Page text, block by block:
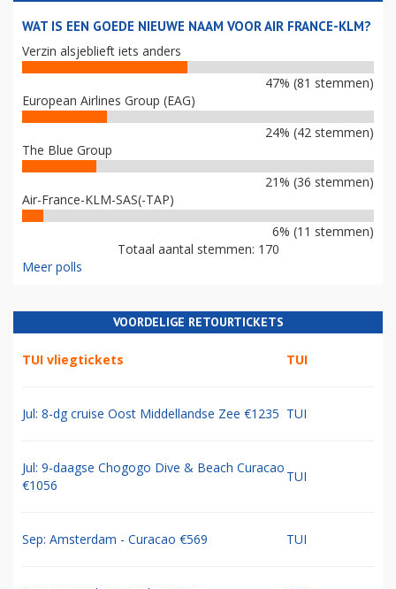
WAT IS EEN GOEDE NIEUWE NAAM VOOR AIR FRANCE-KLM?
Verzin alsjeblieft iets anders
47% (81 stemmen)
European Airlines Group (EAG)
24% (42 stemmen)
The Blue Group
21% (36 stemmen)
Air-France-KLM-SAS(-TAP)
6% (11 stemmen)
Totaal aantal stemmen: 170
Meer polls
VOORDELIGE RETOURTICKETS
TUI vliegtickets TUI
Jul: 8-dg cruise Oost Middellandse Zee €1235 TUI
Jul: 9-daagse Chogogo Dive & Beach Curacao
€1056
TUI
Sep: Amsterdam - Curacao €569 TUI